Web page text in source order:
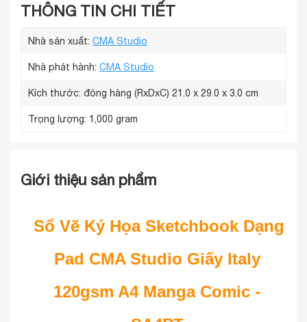
THÔNG TIN CHI TIẾT
Nhà sản xuất: CMA Studio
Nhà phát hành: CMA Studio
Kích thước: đóng hàng (RxDxC) 21.0 x 29.0 x 3.0 cm
Trọng lượng: 1,000 gram
Giới thiệu sản phẩm
Sổ Vẽ Ký Họa Sketchbook Dạng
Pad CMA Studio Giấy Italy
120gsm A4 Manga Comic -